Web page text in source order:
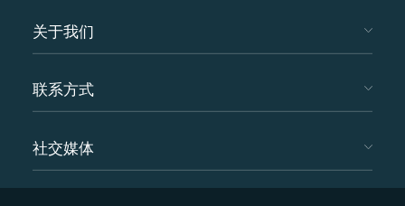
关于我们
联系方式
社交媒体